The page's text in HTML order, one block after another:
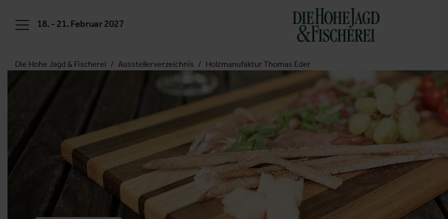
18. - 21. Februar 2027
Die Hohe Jagd & Fischerei Ausstellerverzeichnis Holzmanufaktur Thomas Eder